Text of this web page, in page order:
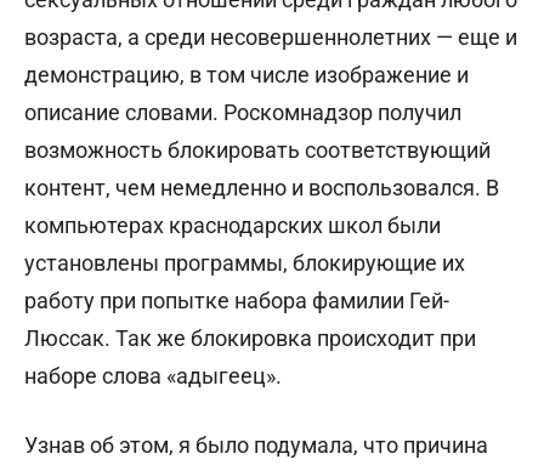
возраста, а среди несовершеннолетних — еще и
демонстрацию, в том числе изображение и
описание словами. Роскомнадзор получил
возможность блокировать соответствующий
контент, чем немедленно и воспользовался. В
компьютерах краснодарских школ были
установлены программы, блокирующие их
работу при попытке набора фамилии Гей-
Люссак. Так же блокировка происходит при
наборе слова «адыгеец».
Узнав об этом, я было подумала, что причина